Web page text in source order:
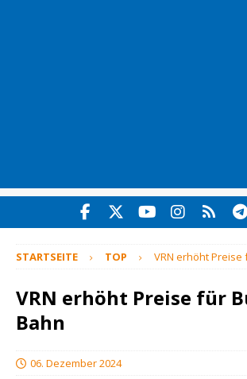
STARTSEITE TOP VRN erhöht
VRN erhöht Preise für
Bahn
06. Dezember 2024